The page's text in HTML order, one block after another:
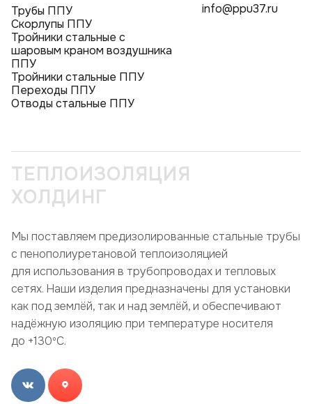
Трубы ППУ
Скорлупы ППУ
Тройники стальные с
шаровым краном воздушника
ППУ
Тройники стальные ППУ
Переходы ППУ
Отводы стальные ППУ
info@ppu37.ru
ТЕПЛОИЗОЛЯЦИЯ
ХОЛДИНГ
Мы поставляем предизолированные стальные трубы
с пенополиуретановой теплоизоляцией
для использования в трубопроводах и тепловых
сетях. Наши изделия предназначены для установки
как под землёй, так и над землёй, и обеспечивают
надёжную изоляцию при температуре носителя
до +130ºC.